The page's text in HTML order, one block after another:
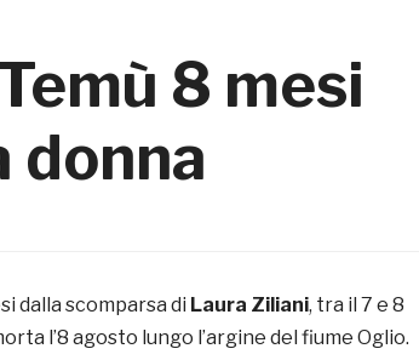
8 mesi
donna
dalla scomparsa di Laura Ziliani, tra il 7 e 8
l’8 agosto lungo l’argine del fiume Oglio.